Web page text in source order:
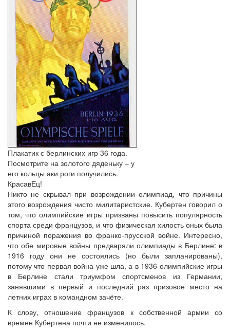
Плакатик с берлинских игр 36 года.
Посмотрите на золотого дяденьку – у
его кольцы аки роги получились.
КрасавЕц!
Никто не скрывал при возрождении олимпиад, что причины
этого возрождения чисто милитаристские. Кубертен говорил о
том, что олимпийские игры призваны повысить популярность
спорта среди французов, и что физическая хилость оных была
причиной поражения во франко-прусской войне. Интересно,
что обе мировые войны предваряли олимпиады в Берлине: в
1916 году они не состоялись (но были запланированы),
потому что первая война уже шла, а в 1936 олимпийские игры
в Берлине стали триумфом спортсменов из Германии,
занявшими в первый и последний раз призовое место на
летних играх в командном зачёте.
К слову, отношение французов к собственной армии со
времен Кубертена почти не изменилось.